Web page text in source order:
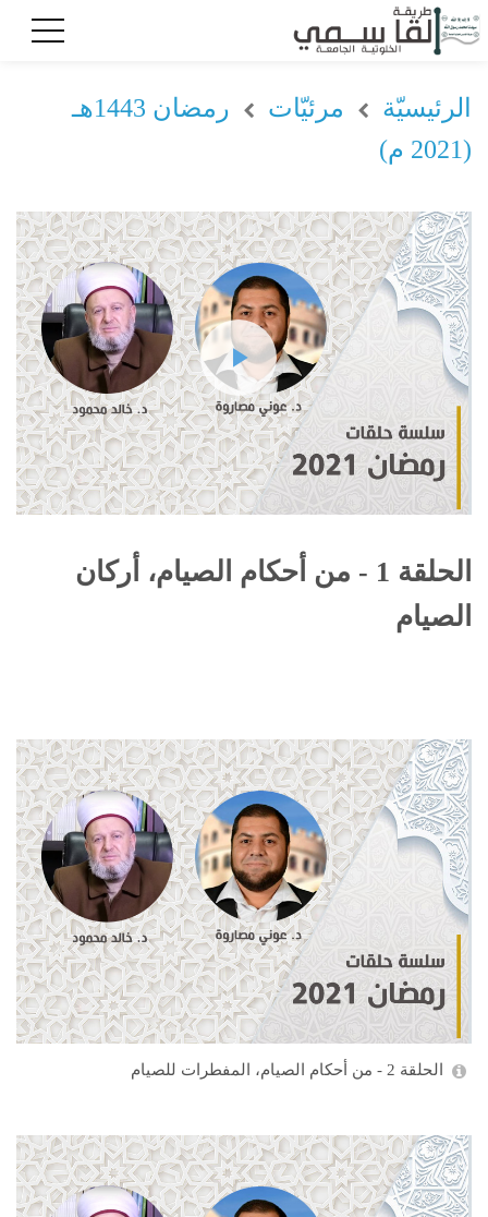
الرئيسيّة مرئيّات
رمضان 1443هـ
(2021 م)
الحلقة 1 - من أحكام الصيام، أركان
الصيام
الحلقة 2 - من أحكام الصيام، المفطرات للصيام